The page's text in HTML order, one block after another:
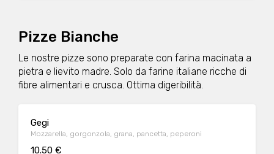
Pizze Bianche
Le nostre pizze sono preparate con farina macinata a
pietra e lievito madre. Solo da farine italiane ricche di
fibre alimentari e crusca. Ottima digeribilità.
Gegi
Mozzarella, gorgonzola, grana, pancetta, peperoni
10.50 €